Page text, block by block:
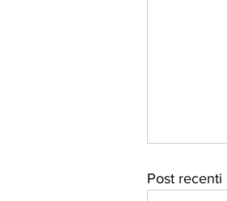
Post recenti